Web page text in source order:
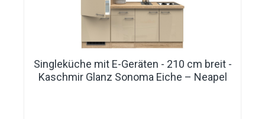
Singleküche mit E-Geräten - 210 cm breit -
Kaschmir Glanz Sonoma Eiche – Neapel